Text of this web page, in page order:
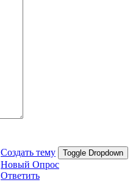
Создать тему Toggle Dropdown
Новый Опрос
Ответить